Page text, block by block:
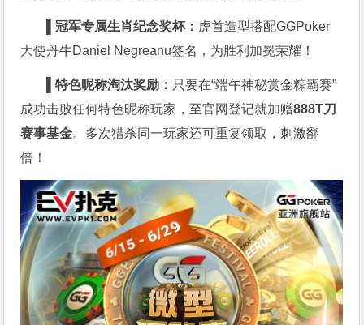
▌冠军专属生肖纪念奖杯： 虎首造型搭配GGPoker
大使丹牛Daniel Negreanu签名，为胜利加冕荣耀！
▌特色昵称淘汰奖励： 只要在“端午神秘赏金粽霸赛”
成功击败任何特色昵称玩家，至官网登记就加赠888T刀
赛事基金。多次猎杀同一玩家还可重复领取，刺激翻
倍！